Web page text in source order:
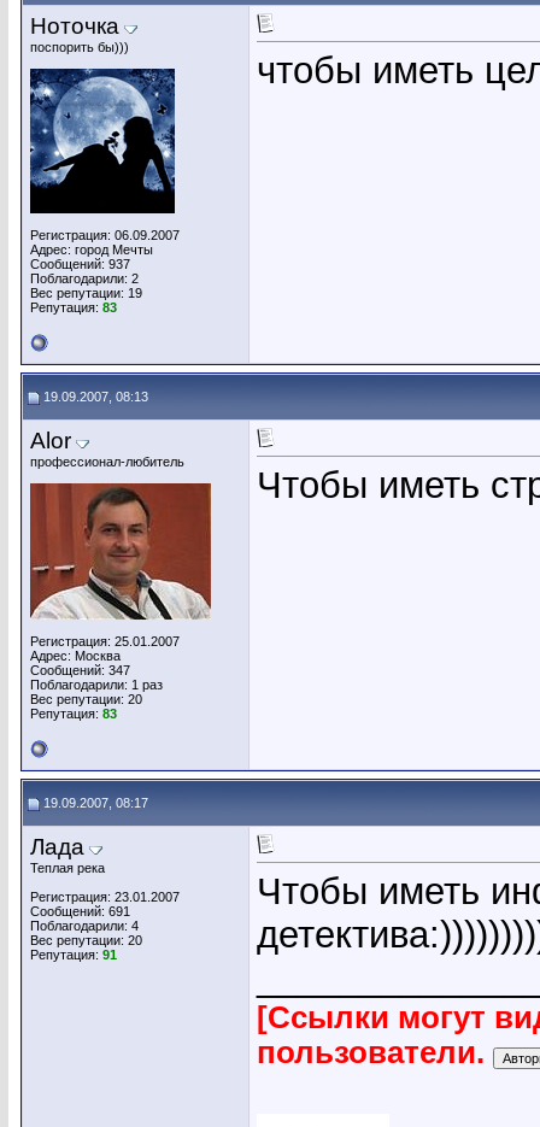
Ноточка
поспорить бы)))
Регистрация: 06.09.2007
Адрес: город Мечты
Сообщений: 937
Поблагодарили: 2
Вес репутации: 19
Репутация: 83
чтобы иметь
19.09.2007, 08:13
Alor
профессионал-любитель
Регистрация: 25.01.2007
Адрес: Москва
Сообщений: 347
Поблагодарили: 1 раз
Вес репутации: 20
Репутация: 83
Чтобы иметь
19.09.2007, 08:17
Лада
Теплая река
Регистрация: 23.01.2007
Сообщений: 691
Поблагодарили: 4
Вес репутации: 20
Репутация: 91
Чтобы иметь
[Ссылки могут
пользователи.